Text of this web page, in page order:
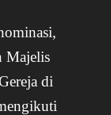
Majelis
di